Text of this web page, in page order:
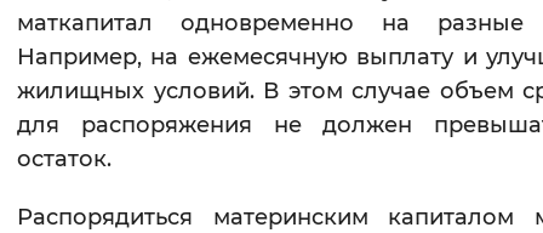
маткапитал одновременно на разные
Например, на ежемесячную выплату и
жилищных условий. В этом случае объем
для распоряжения не должен
остаток.
Распорядиться материнским капиталом